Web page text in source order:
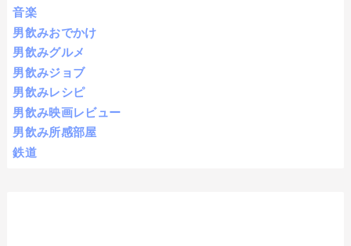
音楽
男飲みおでかけ
男飲みグルメ
男飲みジョブ
男飲みレシピ
男飲み映画レビュー
男飲み所感部屋
鉄道